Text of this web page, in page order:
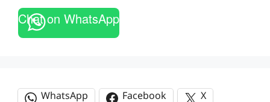
Chat on WhatsApp
WhatsApp Facebook X